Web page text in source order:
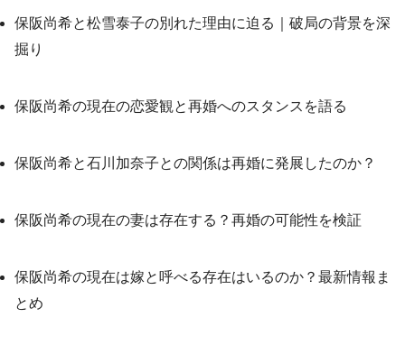
保阪尚希と松雪泰子の別れた理由に迫る｜破局の背景を深
掘り
保阪尚希の現在の恋愛観と再婚へのスタンスを語る
保阪尚希と石川加奈子との関係は再婚に発展したのか？
保阪尚希の現在の妻は存在する？再婚の可能性を検証
保阪尚希の現在は嫁と呼べる存在はいるのか？最新情報ま
とめ